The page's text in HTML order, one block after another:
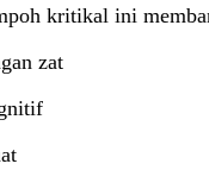
kritikal ini
zat